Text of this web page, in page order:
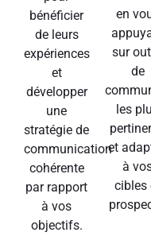
bénéficier
de leurs
expériences
et
développer
une
stratégie de
communication
cohérente
par rapport
à vos
objectifs.
en
sur
de
les
et
à
cibles